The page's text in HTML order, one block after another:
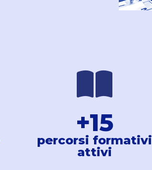
+15
percorsi formativi
attivi